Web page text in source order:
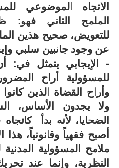
الاتجاه الموضوعي
الملمح الثاني فهو:
للتعويض، صحيح هذين
عن وجود جانبين سلبي
- الإيجابي يتمثل في:
للمسؤولية أراح
وأراح القضاة الذين
ولا يجدون الأساس،
الضحايا، لأنه بدأ
أصبح فقهياً وقانونياً، هذا
ملامح المسؤولية
النظرية، وإنما عند